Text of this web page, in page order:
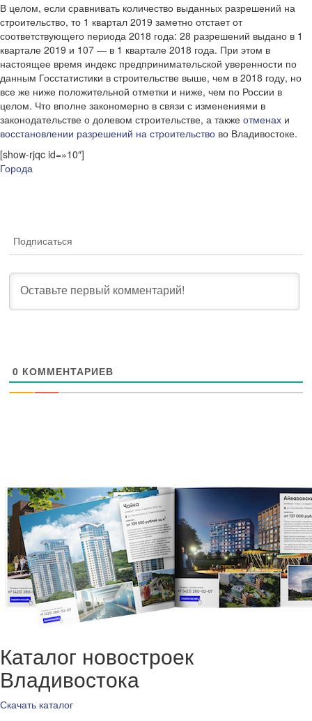
В целом, если сравнивать количество выданных разрешений на
строительство, то 1 квартал 2019 заметно отстает от
соответствующего периода 2018 года: 28 разрешений выдано в 1
квартале 2019 и 107 — в 1 квартале 2018 года. При этом в
настоящее время индекс предпринимательской уверенности по
данным Госстатистики в строительстве выше, чем в 2018 году, но
все же ниже положительной отметки и ниже, чем по России в
целом. Что вполне закономерно в связи с изменениями в
законодательстве о долевом строительстве, а также отменах и
восстановлении разрешений на строительство во Владивостоке.
[show-rjqc id=»10″]
Города
Подписаться
0 КОММЕНТАРИЕВ
Каталог новостроек
Владивостока
Скачать каталог